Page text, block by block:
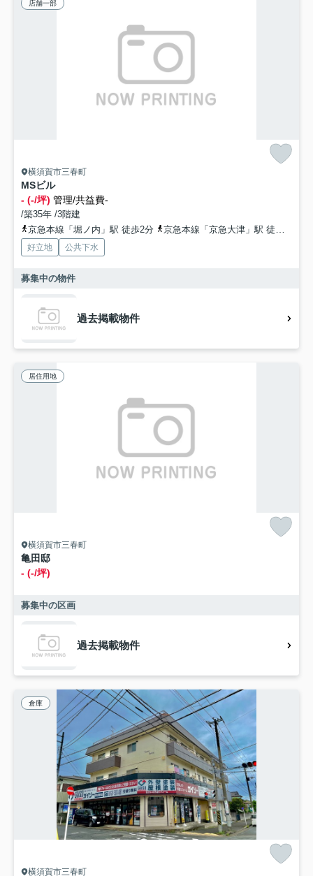
店舗一部
横須賀市三春町
MSビル
- (-/坪) 管理/共益費-
/築35年 /3階建
京急本線「堀ノ内」駅 徒歩2分
京急本線「京急大津」駅 徒歩13分
好立地 公共下水
募集中の物件
過去掲載物件
居住用地
横須賀市三春町
亀田邸
- (-/坪)
募集中の区画
過去掲載物件
倉庫
横須賀市三春町